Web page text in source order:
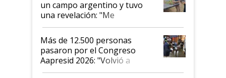
un campo argentino y tuvo
una revelación: "Me
impresionó mucho"
Más de 12.500 personas
pasaron por el Congreso
Aapresid 2026: "Volvió a
demostrar que hablar del